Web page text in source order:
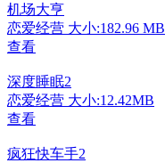
机场大亨
恋爱经营 大小:182.96 MB
查看
深度睡眠2
恋爱经营 大小:12.42MB
查看
疯狂快车手2